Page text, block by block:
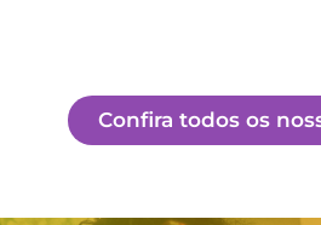
Confira todos os